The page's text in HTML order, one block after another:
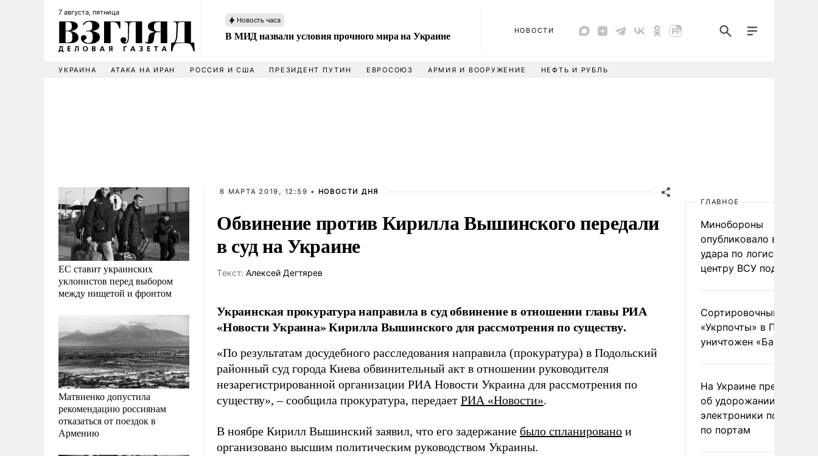
7 августа, пятница
Новость часа
В МИД назвали условия прочного мира на Украине НОВОСТИ
УКРАИНА АТАКА НА ИРАН РОССИЯ И США ПРЕЗИДЕНТ ПУТИН ЕВРОСОЮЗ АРМИЯ И ВООРУЖЕНИЕ НЕФТЬ И РУБЛЬ
ЕС ставит украинских
уклонистов перед выбором
между нищетой и фронтом
Матвиенко допустила
рекомендацию россиянам
отказаться от поездок в
Армению
6 МАРТА 2019, 12:59 • НОВОСТИ ДНЯ
Обвинение против Кирилла Вышинского передали
в суд на Украине
Tекст: Алексей Дегтярев
Украинская прокуратура направила в суд обвинение в отношении главы РИА
«Новости Украина» Кирилла Вышинского для рассмотрения по существу.
«По результатам досудебного расследования направила (прокуратура) в Подольский
районный суд города Киева обвинительный акт в отношении руководителя
незарегистрированной организации РИА Новости Украина для рассмотрения по
существу», – сообщила прокуратура, передает РИА «Новости».
В ноябре Кирилл Вышинский заявил, что его задержание было спланировано и
организовано высшим политическим руководством Украины.
ГЛАВНОЕ
Минобороны
опубликовало видео
удара по
центру ВСУ под Киевом
Сортировочный пункт
«Укрпочты» в
уничтожен
На Украине
об удорожании
электроники после
по портам